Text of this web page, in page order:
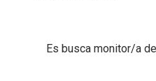
Es busca monitor/a